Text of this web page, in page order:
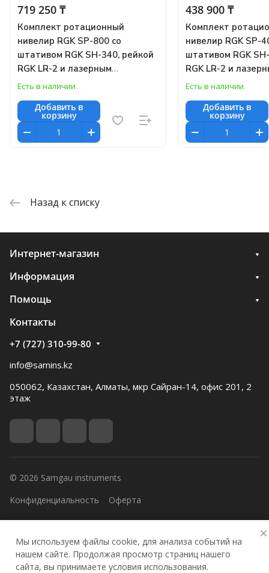
719 250 ₸
Комплект ротационный
нивелир RGK SP-800 со
штативом RGK SH-340, рейкой
RGK LR-2 и лазерным
дальномером RGK DL100
Есть в наличии
Добавить в
корзину
438 900 ₸
Комплект
нивелир RGK SP-
штативом RGK
RGK LR-2 и
дальномером RGK
Есть в наличии
Добавить в
корзину
Назад к списку
Интернет-магазин
Информация
Помощь
Контакты
+7 (727) 310-99-80
info@samins.kz
050062, Казахстан, Алматы, мкр Сайран-14, офис 201, 2
этаж
© 2026 Samgau instruments
Конфиденциальность
Оферта
Главная Каталог Избранные Кабинет Корзина
Мы используем файлы cookie, для анализа событий на
нашем сайте. Продолжая просмотр страниц нашего
сайта, вы принимаете условия использования.